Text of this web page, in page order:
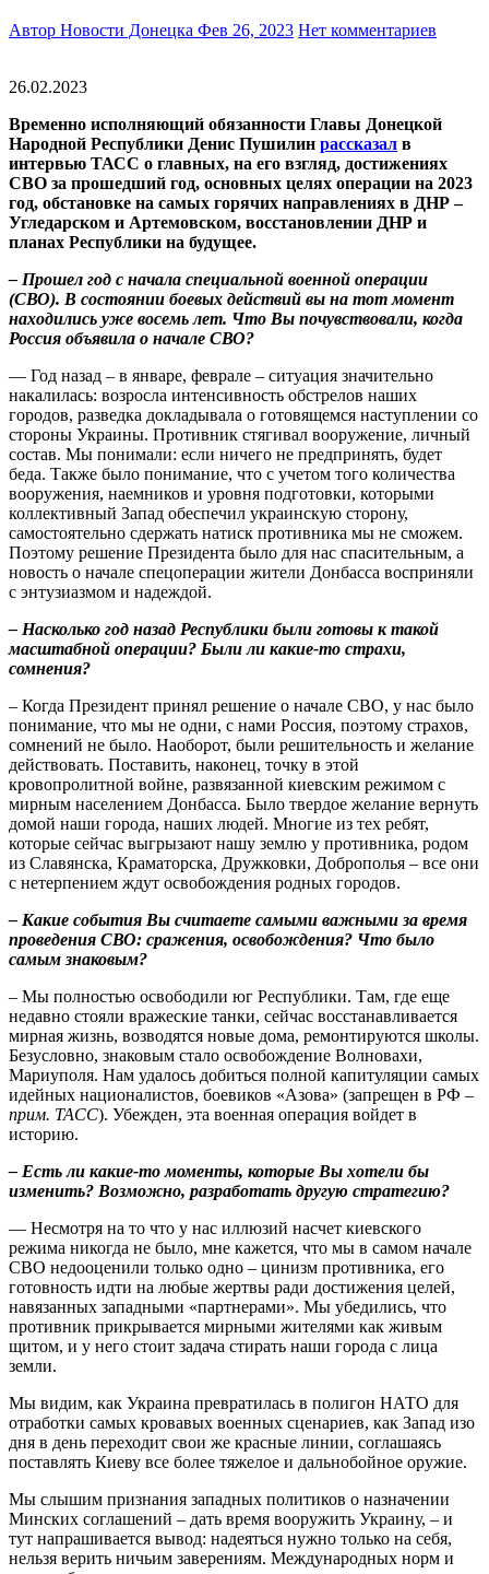
Автор Новости Донецка Фев 26, 2023 Нет комментариев
26.02.2023
Временно исполняющий обязанности Главы Донецкой
Народной Республики Денис Пушилин рассказал в
интервью ТАСС о главных, на его взгляд, достижениях
СВО за прошедший год, основных целях операции на 2023
год, обстановке на самых горячих направлениях в ДНР –
Угледарском и Артемовском, восстановлении ДНР и
планах Республики на будущее.
– Прошел год с начала специальной военной операции
(СВО). В состоянии боевых действий вы на тот момент
находились уже восемь лет. Что Вы почувствовали, когда
Россия объявила о начале СВО?
— Год назад – в январе, феврале – ситуация значительно
накалилась: возросла интенсивность обстрелов наших
городов, разведка докладывала о готовящемся наступлении со
стороны Украины. Противник стягивал вооружение, личный
состав. Мы понимали: если ничего не предпринять, будет
беда. Также было понимание, что с учетом того количества
вооружения, наемников и уровня подготовки, которыми
коллективный Запад обеспечил украинскую сторону,
самостоятельно сдержать натиск противника мы не сможем.
Поэтому решение Президента было для нас спасительным, а
новость о начале спецоперации жители Донбасса восприняли
с энтузиазмом и надеждой.
– Насколько год назад Республики были готовы к такой
масштабной операции? Были ли какие-то страхи,
сомнения?
– Когда Президент принял решение о начале СВО, у нас было
понимание, что мы не одни, с нами Россия, поэтому страхов,
сомнений не было. Наоборот, были решительность и желание
действовать. Поставить, наконец, точку в этой
кровопролитной войне, развязанной киевским режимом с
мирным населением Донбасса. Было твердое желание вернуть
домой наши города, наших людей. Многие из тех ребят,
которые сейчас выгрызают нашу землю у противника, родом
из Славянска, Краматорска, Дружковки, Доброполья – все они
с нетерпением ждут освобождения родных городов.
– Какие события Вы считаете самыми важными за время
проведения СВО: сражения, освобождения? Что было
самым знаковым?
– Мы полностью освободили юг Республики. Там, где еще
недавно стояли вражеские танки, сейчас восстанавливается
мирная жизнь, возводятся новые дома, ремонтируются школы.
Безусловно, знаковым стало освобождение Волновахи,
Мариуполя. Нам удалось добиться полной капитуляции самых
идейных националистов, боевиков «Азова» (запрещен в РФ –
прим. ТАСС). Убежден, эта военная операция войдет в
историю.
– Есть ли какие-то моменты, которые Вы хотели бы
изменить? Возможно, разработать другую стратегию?
— Несмотря на то что у нас иллюзий насчет киевского
режима никогда не было, мне кажется, что мы в самом начале
СВО недооценили только одно – цинизм противника, его
готовность идти на любые жертвы ради достижения целей,
навязанных западными «партнерами». Мы убедились, что
противник прикрывается мирными жителями как живым
щитом, и у него стоит задача стирать наши города с лица
земли.
Мы видим, как Украина превратилась в полигон НАТО для
отработки самых кровавых военных сценариев, как Запад изо
дня в день переходит свои же красные линии, соглашаясь
поставлять Киеву все более тяжелое и дальнобойное оружие.
Мы слышим признания западных политиков о назначении
Минских соглашений – дать время вооружить Украину, – и
тут напрашивается вывод: надеяться нужно только на себя,
нельзя верить ничьим заверениям. Международных норм и